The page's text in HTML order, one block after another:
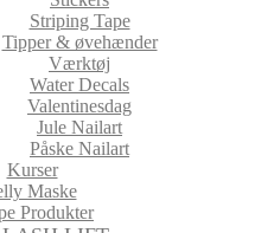
Striping Tape
Tipper & øvehænder
Værktøj
Water Decals
Valentinesdag
Jule Nailart
Påske Nailart
Kurser
Maske
Produkter